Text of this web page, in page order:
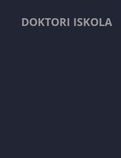
DOKTORI ISKOLA